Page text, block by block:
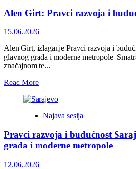
se
metropolom
Grad
i
Univerzitet
Alen Girt: Pravci razvoja i
15.06.2026
Alen Girt, izlaganje Pravci razvoja i
glavnog grada i moderne metropole
značajnom te...
Read MoreRead
about
Girt:
razvoja
i
budućnost
Sarajeva
Najava sesija
Pravci razvoja i budućnost
grada i moderne metropole
12.06.2026